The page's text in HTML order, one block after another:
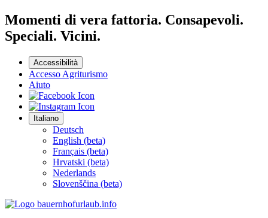
Momenti di vera fattoria. Consapevoli.
Speciali. Vicini.
Accessibilità
Accesso Agriturismo
Aiuto
Italiano
Deutsch
English (beta)
Français (beta)
Hrvatski (beta)
Nederlands
Slovenščina (beta)